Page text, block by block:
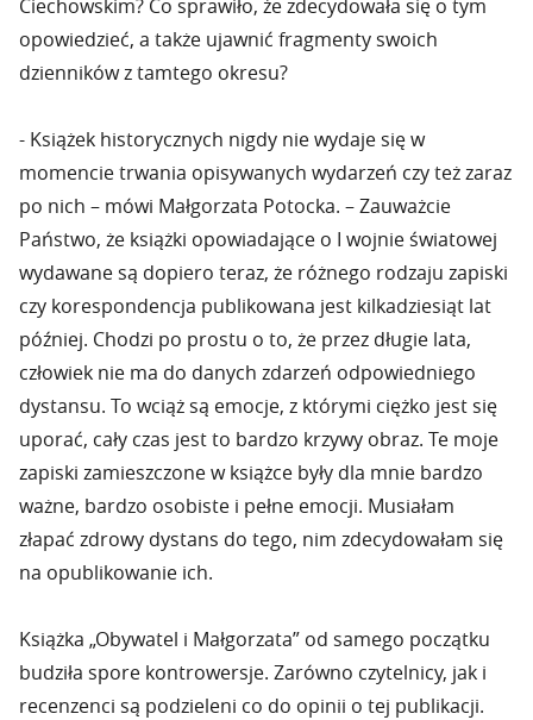
Ciechowskim? Co sprawiło, że zdecydowała się o tym
opowiedzieć, a także ujawnić fragmenty swoich
dzienników z tamtego okresu?
- Książek historycznych nigdy nie wydaje się w
momencie trwania opisywanych wydarzeń czy też zaraz
po nich – mówi Małgorzata Potocka. – Zauważcie
Państwo, że książki opowiadające o I wojnie światowej
wydawane są dopiero teraz, że różnego rodzaju zapiski
czy korespondencja publikowana jest kilkadziesiąt lat
później. Chodzi po prostu o to, że przez długie lata,
człowiek nie ma do danych zdarzeń odpowiedniego
dystansu. To wciąż są emocje, z którymi ciężko jest się
uporać, cały czas jest to bardzo krzywy obraz. Te moje
zapiski zamieszczone w książce były dla mnie bardzo
ważne, bardzo osobiste i pełne emocji. Musiałam
złapać zdrowy dystans do tego, nim zdecydowałam się
na opublikowanie ich.
Książka „Obywatel i Małgorzata” od samego początku
budziła spore kontrowersje. Zarówno czytelnicy, jak i
recenzenci są podzieleni co do opinii o tej publikacji.